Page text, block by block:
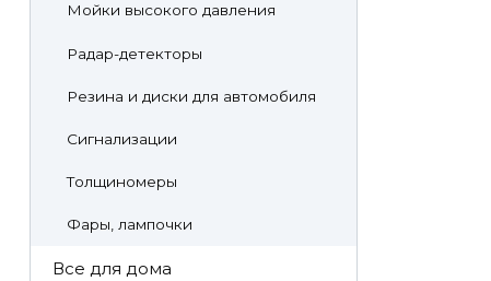
Мойки высокого давления
Радар-детекторы
Резина и диски для автомобиля
Сигнализации
Толщиномеры
Фары, лампочки
Все для дома